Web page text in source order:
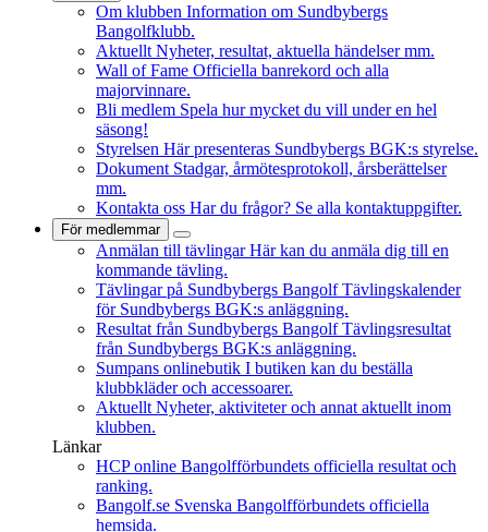
Om klubben Information om Sundbybergs
Bangolfklubb.
Aktuellt Nyheter, resultat, aktuella händelser mm.
Wall of Fame Officiella banrekord och alla
majorvinnare.
Bli medlem Spela hur mycket du vill under en hel
säsong!
Styrelsen Här presenteras Sundbybergs BGK:s styrelse.
Dokument Stadgar, årmötesprotokoll, årsberättelser
mm.
Kontakta oss Har du frågor? Se alla kontaktuppgifter.
För medlemmar
Anmälan till tävlingar Här kan du anmäla dig till en
kommande tävling.
Tävlingar på Sundbybergs Bangolf Tävlingskalender
för Sundbybergs BGK:s anläggning.
Resultat från Sundbybergs Bangolf Tävlingsresultat
från Sundbybergs BGK:s anläggning.
Sumpans onlinebutik I butiken kan du beställa
klubbkläder och accessoarer.
Aktuellt Nyheter, aktiviteter och annat aktuellt inom
klubben.
Länkar
HCP online Bangolfförbundets officiella resultat och
ranking.
Bangolf.se Svenska Bangolfförbundets officiella
hemsida.